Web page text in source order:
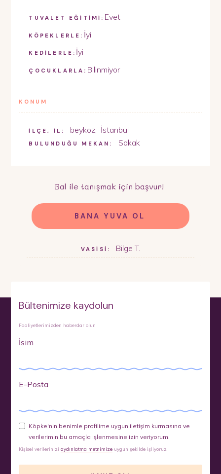
TUVALET EĞİTİMİ: Evet
KÖPEKLERLE: İyi
KEDİLERLE: İyi
ÇOCUKLARLA: Bilinmiyor
KONUM
İLÇE, İL: beykoz İstanbul
BULUNDUĞU MEKAN: Sokak
Bal ile tanışmak için başvur!
BANA YUVA OL
VASİSİ: Bilge T.
Bültenimize kaydolun
Faaliyetlerimizden haberdar olun
İsim
E-Posta
Köpke'nin benimle profilime uygun iletişim kurmasına ve
verilerimin bu amaçla işlenmesine izin veriyorum.
Kişisel verileriniziaydınlatma metnimize uygun şekilde işliyoruz.